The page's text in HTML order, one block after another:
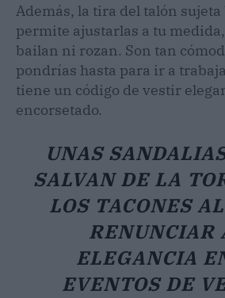
Además, la tira del talón
permite ajustarlas a tu
bailan ni rozan. Son tan
pondrías hasta para ir a
tiene un código de vestir
encorsetado.
UNAS
SALVAN DE LA
LOS TACONES
RENUNCIAR
ELEGANCIA
EVENTOS DE